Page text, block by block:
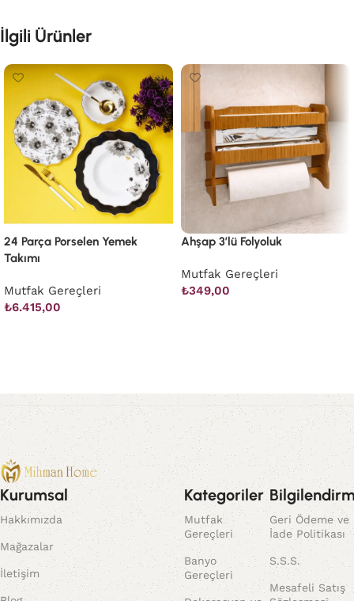
İlgili Ürünler
24 Parça Porselen Yemek
Takımı
Mutfak Gereçleri
₺6.415,00
Ahşap 3’lü Folyoluk
Mutfak Gereçleri
₺349,00
Kurumsal
Hakkımızda
Mağazalar
İletişim
Kategoriler
Mutfak
Gereçleri
Banyo
Gereçleri
Geri Ödeme ve
İade Politikası
S.S.S.
Mesafeli Satış